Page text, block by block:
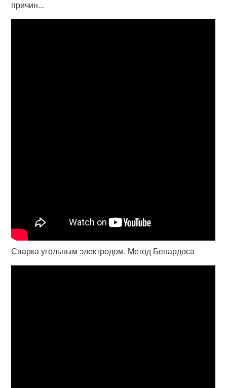
причин...
Сварка угольным электродом. Метод Бенардоса